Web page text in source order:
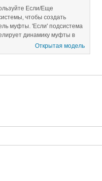
Если/Еще
чтобы создать
муфты. 'Если' подсистема
динамику муфты в
положении, в то
как 'Еще' подсистема
Открытая модель